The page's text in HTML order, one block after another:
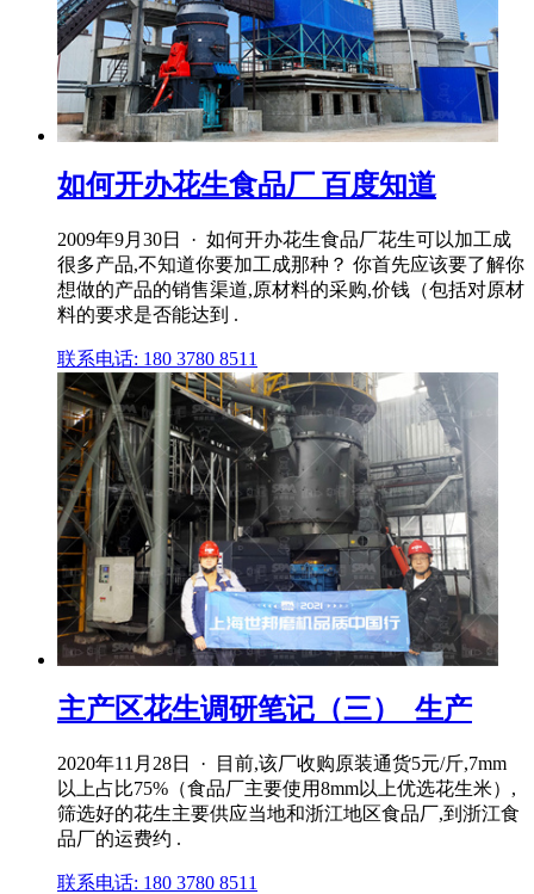
如何开办花生食品厂 百度知道
2009年9月30日 · 如何开办花生食品厂花生可以加工成
很多产品,不知道你要加工成那种？ 你首先应该要了解你
想做的产品的销售渠道,原材料的采购,价钱（包括对原材
料的要求是否能达到 .
联系电话: 180 3780 8511
主产区花生调研笔记（三）_生产
2020年11月28日 · 目前,该厂收购原装通货5元/斤,7mm
以上占比75%（食品厂主要使用8mm以上优选花生米）,
筛选好的花生主要供应当地和浙江地区食品厂,到浙江食
品厂的运费约 .
联系电话: 180 3780 8511